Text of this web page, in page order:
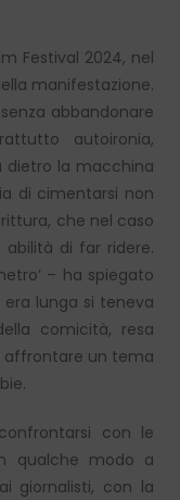
Festival 2024, nel
manifestazione.
abbandonare
autoironia,
dietro la macchina
di cimentarsi non
che nel caso
di far ridere.
– ha spiegato
lunga si teneva
comicità, resa
affrontare un tema
con le
qualche modo a
giornalisti, con la